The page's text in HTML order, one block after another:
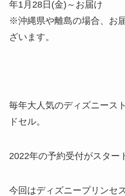
年1月28日(金)～お届け
※沖縄県や離島の場合、お
ざいます。
毎年大人気のディズニース
ドセル。
2022年の予約受付がスター
今回はディズニープリンセ